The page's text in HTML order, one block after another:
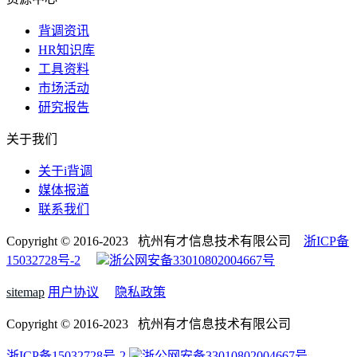
背调资讯
HR知识库
工具资料
市场活动
研究报告
关于我们
关于i背调
媒体报道
联系我们
Copyright © 2016-2023 杭州有才信息技术有限公司 浙ICP备
15032728号-2
浙公网安备33010802004667号
sitemap 用户协议 隐私政策
Copyright © 2016-2023 杭州有才信息技术有限公司